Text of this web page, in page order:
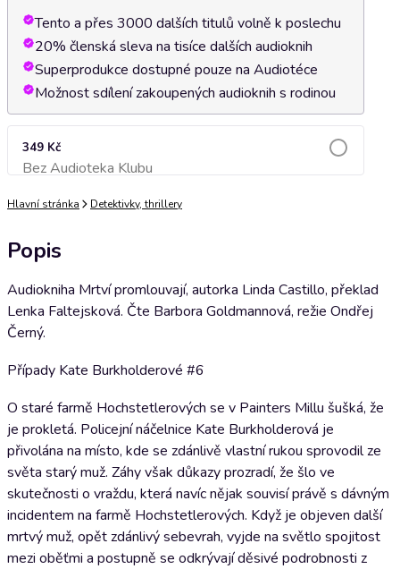
Tento a přes 3000 dalších titulů volně k poslechu
20% členská sleva na tisíce dalších audioknih
Superprodukce dostupné pouze na Audiotéce
Možnost sdílení zakoupených audioknih s rodinou
349 Kč
Bez Audioteka KlubuPřidat do košíku
Hlavní stránka Detektivky, thrillery
Popis
Audiokniha Mrtví promlouvají, autorka Linda Castillo, překlad
Lenka Faltejsková. Čte Barbora Goldmannová, režie Ondřej
Černý.
Případy Kate Burkholderové #6
O staré farmě Hochstetlerových se v Painters Millu šušká, že
je prokletá. Policejní náčelnice Kate Burkholderová je
přivolána na místo, kde se zdánlivě vlastní rukou sprovodil ze
světa starý muž. Záhy však důkazy prozradí, že šlo ve
skutečnosti o vraždu, která navíc nějak souvisí právě s dávným
incidentem na farmě Hochstetlerových. Když je objeven další
mrtvý muž, opět zdánlivý sebevrah, vyjde na světlo spojitost
mezi oběťmi a postupně se odkrývají děsivé podrobnosti z